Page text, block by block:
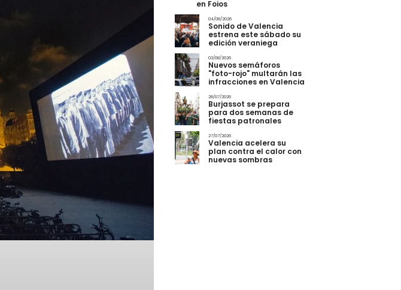
en Foios
04/08/2026
Sonido de Valencia
estrena este sábado su
edición veraniega
03/08/2026
Nuevos semáforos
"foto-rojo" multarán las
infracciones en Valencia
28/07/2026
Burjassot se prepara
para dos semanas de
fiestas patronales
27/07/2026
Valencia acelera su
plan contra el calor con
nuevas sombras